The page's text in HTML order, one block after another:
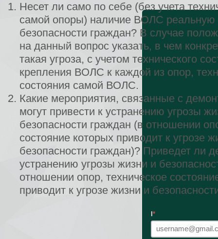
Несет ли само по себе (без учета
самой опоры) наличие ВОЛС реальную
безопасности граждан? В случае
на данный вопрос указать, в чем
такая угроза, с учетом технического
крепления ВОЛС к каждой из опор,
состояния самой ВОЛС.
Какие мероприятия, связанные с
могут привести к устранению угрозы
безопасности граждан (в отношении
состояние которых приводит к угрозе
безопасности граждан)? Приведет ли
устранению угрозы жизни и
отношении опор, техническое
приводит к угрозе жизни и
*